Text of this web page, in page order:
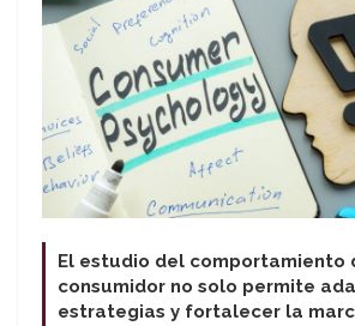
El estudio del comportamiento
consumidor no solo permite
estrategias y fortalecer la